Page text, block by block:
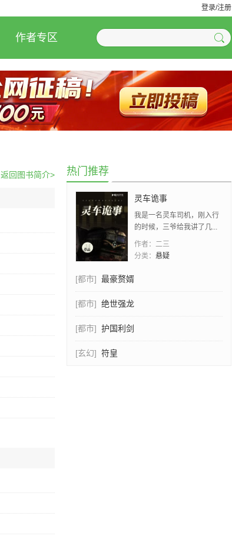
登录/注册
作者专区
返回图书简介> 热门推荐
灵车诡事
我是一名灵车司机，刚入行
的时候，三爷给我讲了几...
作者： 二三
分类： 悬疑
[都市] 最豪赘婿
[都市] 绝世强龙
[都市] 护国利剑
[玄幻] 符皇